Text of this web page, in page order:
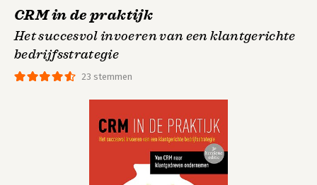
23 stemmen
CRM in de praktijk
Het succesvol invoeren van een klantgerichte
bedrijfsstrategie